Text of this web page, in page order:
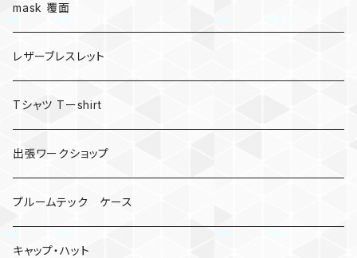
mask 覆面
レザーブレスレット
Tシャツ Tーshirt
出張ワークショップ
プルームテック ケース
キャップ・ハット